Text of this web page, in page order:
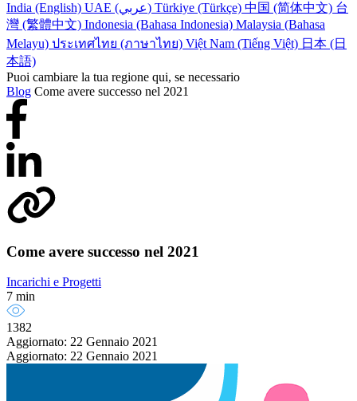
India (English)
UAE (عربي) Türkiye (Türkçe) 中国 (简体中文) 台
灣 (繁體中文) Indonesia (Bahasa Indonesia) Malaysia (Bahasa
Melayu) ประเทศไทย (ภาษาไทย) Việt Nam (Tiếng Việt) 日本 (日
本語)
Puoi cambiare la tua regione qui, se necessario
Blog Come avere successo nel 2021
Come avere successo nel 2021
Incarichi e Progetti
7 min
1382
Aggiornato: 22 Gennaio 2021
Aggiornato: 22 Gennaio 2021